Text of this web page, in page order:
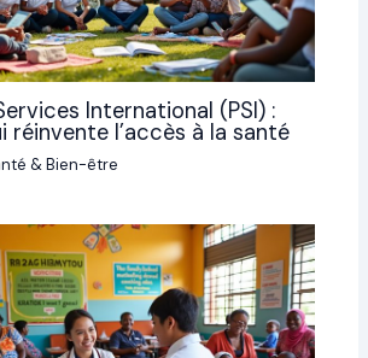
International (PSI) :
réinvente l’accès à la santé
& Bien-être